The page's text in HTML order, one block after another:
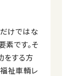
けではな
素です。そ
をする方
福祉車輌レ